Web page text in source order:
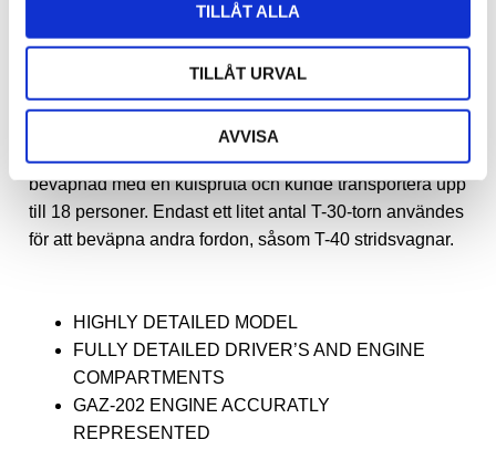
TILLÅT ALLA
TILLÅT URVAL
AVVISA
produktion upphörde 1942 efter att endast 6 292
enheter hade byggts.
T-30 var ett annat sovjetiskt fordon som användes under
andra världskriget. Det var en lätt bepansrad amfibisk
traktor, utvecklad för att ge stöd till ingenjörstrupper och
utföra sjöövergångar. T-30 hade ett svängbart torn
beväpnad med en kulspruta och kunde transportera upp
till 18 personer. Endast ett litet antal T-30-torn användes
för att beväpna andra fordon, såsom T-40 stridsvagnar.
HIGHLY DETAILED MODEL
FULLY DETAILED DRIVER’S AND ENGINE
COMPARTMENTS
GAZ-202 ENGINE ACCURATLY
REPRESENTED